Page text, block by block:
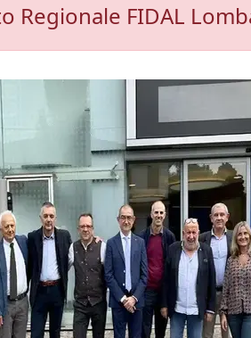
Regionale FIDAL